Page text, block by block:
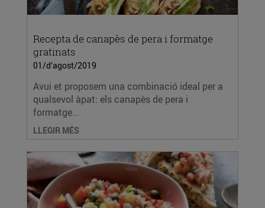
Recepta de canapès de pera i formatge
gratinats
01/d’agost/2019
Avui et proposem una combinació ideal per a
qualsevol àpat: els canapès de pera i
formatge...
LLEGIR MÉS